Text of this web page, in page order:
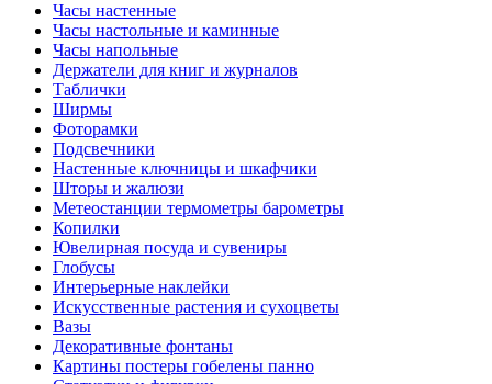
Часы настенные
Часы настольные и каминные
Часы напольные
Держатели для книг и журналов
Таблички
Ширмы
Фоторамки
Подсвечники
Настенные ключницы и шкафчики
Шторы и жалюзи
Метеостанции термометры барометры
Копилки
Ювелирная посуда и сувениры
Глобусы
Интерьерные наклейки
Искусственные растения и сухоцветы
Вазы
Декоративные фонтаны
Картины постеры гобелены панно